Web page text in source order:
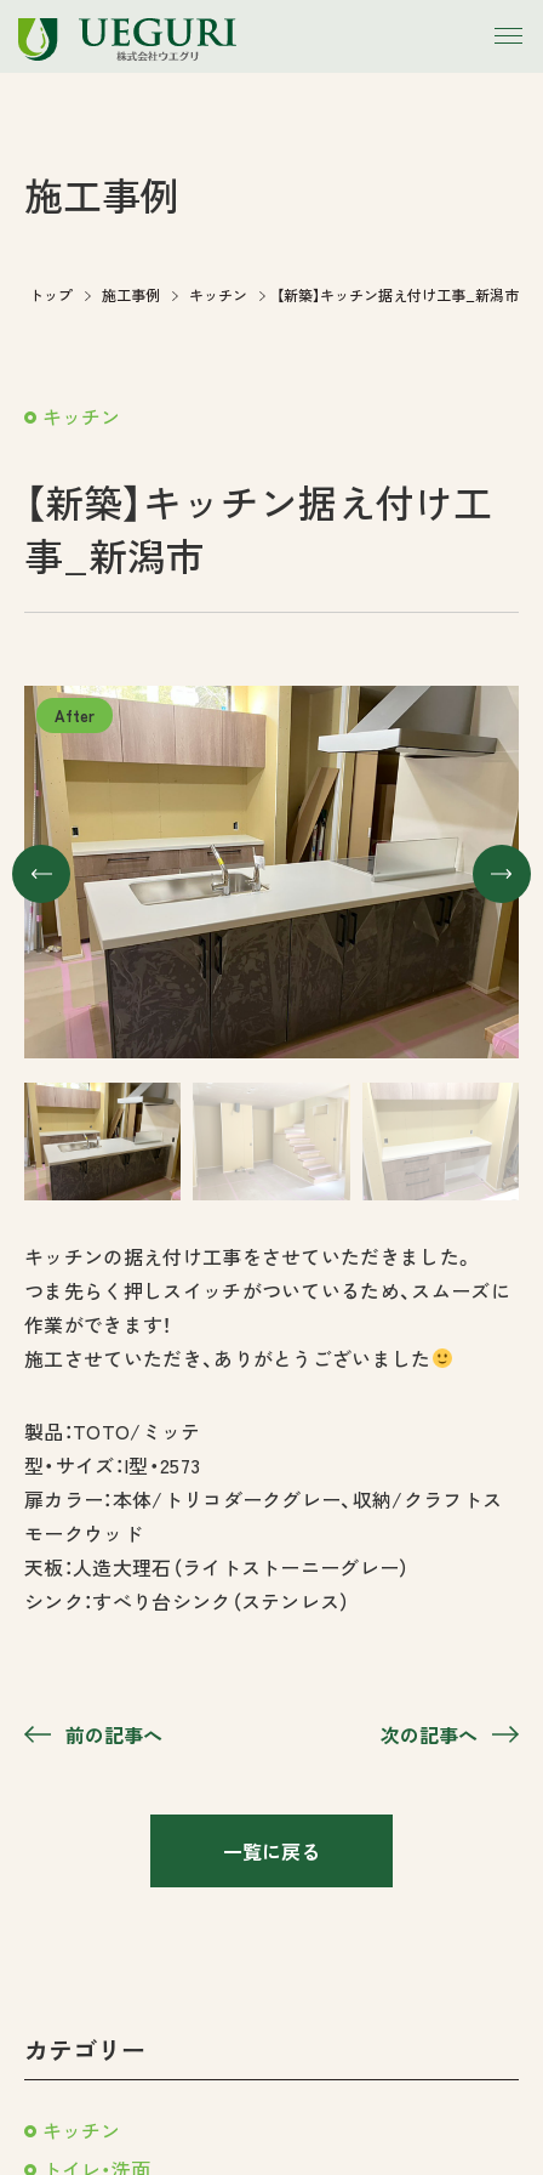
お知らせ
会社案内
施工事例
アウトレット
採用情報
プライバシーポリシー
古物営業法に基づく表示
施工事例
トップ 施工事例 キッチン 【新築】キッチン据え付け工事_新潟市
キッチン
【新築】キッチン据え付け工
事_新潟市
キッチンの据え付け工事をさせていただきました。
つま先らく押しスイッチがついているため、スムーズに
作業ができます！
施工させていただき、ありがとうございました
製品：TOTO/ミッテ
型・サイズ：I型・2573
扉カラー：本体/トリコダークグレー、収納/クラフトス
モークウッド
天板：人造大理石（ライトストーニーグレー）
シンク：すべり台シンク（ステンレス）
前の記事へ 次の記事へ
一覧に戻る
カテゴリー
キッチン
トイレ・洗面